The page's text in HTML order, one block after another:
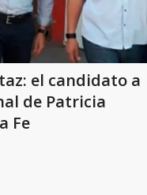
el candidato a
de Patricia
Fe